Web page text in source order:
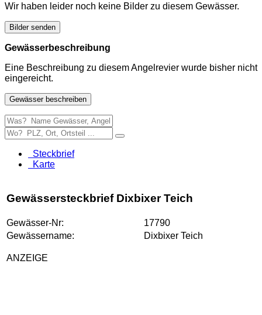
Wir haben leider noch keine Bilder zu diesem Gewässer.
Bilder senden
Gewässerbeschreibung
Eine Beschreibung zu diesem Angelrevier wurde bisher nicht
eingereicht.
Gewässer beschreiben
Steckbrief
Karte
Gewässersteckbrief Dixbixer Teich
Gewässer-Nr:
17790
Gewässername:
Dixbixer Teich
ANZEIGE